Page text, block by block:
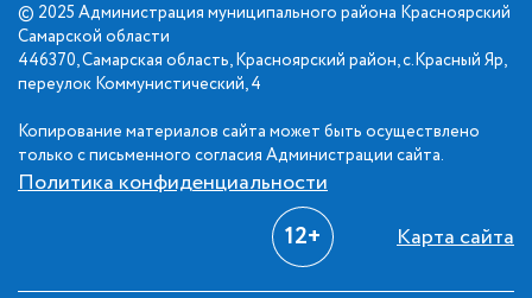
© 2025 Администрация муниципального района Красноярский
Самарской области
446370, Самарская область, Красноярский район, с.Красный Яр,
переулок Коммунистический, 4
Копирование материалов сайта может быть осуществлено
только с письменного согласия Администрации сайта.
Политика конфиденциальности
12+ Карта сайта